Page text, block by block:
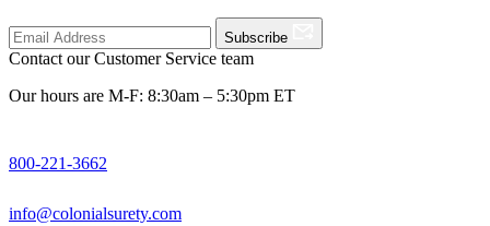
Subscribe
Contact our Customer Service team
Our hours are M-F: 8:30am – 5:30pm ET
800-221-3662
info@colonialsurety.com